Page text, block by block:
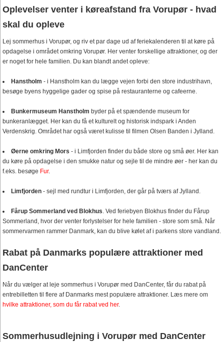
Oplevelser venter i køreafstand fra Vorupør - hvad
skal du opleve
Lej sommerhus i Vorupør, og riv et par dage ud af feriekalenderen til at køre på
opdagelse i området omkring Vorupør. Her venter forskellige attraktioner, og der
er noget for hele familien. Du kan blandt andet opleve:
Hanstholm - i Hanstholm kan du lægge vejen forbi den store industrihavn,
besøge byens hyggelige gader og spise på restauranterne og cafeerne.
Bunkermuseum Hanstholm byder på et spændende museum for
bunkeranlægget. Her kan du få et kulturelt og historisk indspark i Anden
Verdenskrig. Området har også været kulisse til filmen Olsen Banden i Jylland.
Øerne omkring Mors - i Limfjorden finder du både store og små øer. Her kan
du køre på opdagelse i den smukke natur og sejle til de mindre øer - her kan du
f.eks. besøge Fur.
Limfjorden - sejl med rundtur i Limfjorden, der går på tværs af Jylland.
Fårup Sommerland ved Blokhus. Ved feriebyen Blokhus finder du Fårup
Sommerland, hvor der venter forlystelser for hele familien - store som små. Når
sommervarmen rammer Danmark, kan du blive kølet af i parkens store vandland.
Rabat på Danmarks populære attraktioner med
DanCenter
Når du vælger at leje sommerhus i Vorupør med DanCenter, får du rabat på
entrebilletten til flere af Danmarks mest populære attraktioner. Læs mere om
hvilke attraktioner, som du får rabat ved her.
Sommerhusudlejning i Vorupør med DanCenter